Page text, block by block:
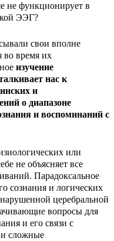
не функционирует в
ЭЭГ?
свои вполне
во время их
изучение
нас к
и
о диапазоне
и воспоминаний с
или
не объясняет все
Парадоксальное
сознания и логических
церебральной
вопросы для
и его связи с
сложные